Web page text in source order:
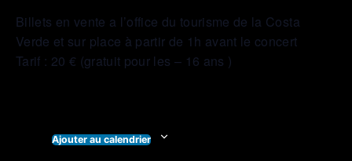
Billets en vente a l’office du tourisme de la Costa
Verde et sur place à partir de 1h avant le concert
Tarif : 20 € (gratuit pour les – 16 ans )
Ajouter au calendrier